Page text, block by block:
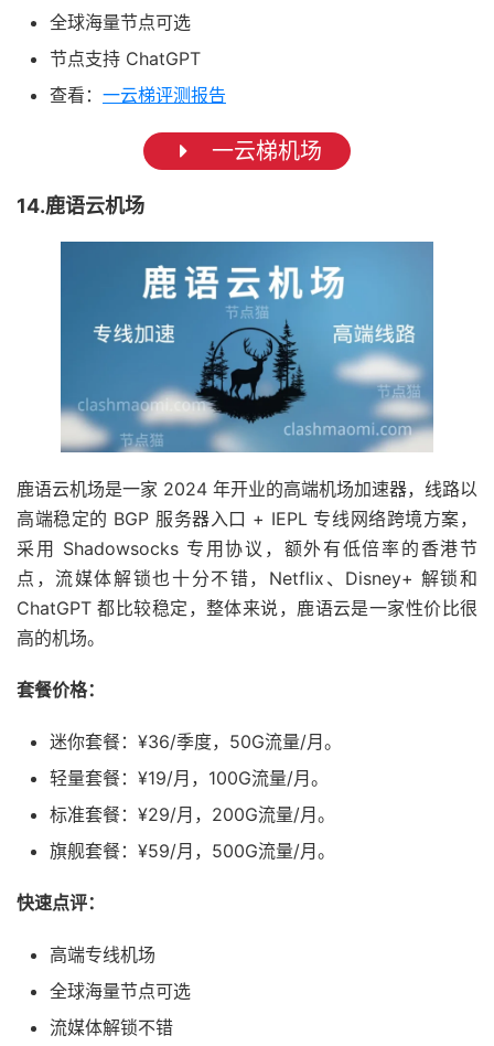
全球海量节点可选
节点支持 ChatGPT
查看： 一云梯评测报告
一云梯机场
14.鹿语云机场
鹿语云机场是一家 2024 年开业的高端机场加速器，线路以
高端稳定的 BGP 服务器入口 + IEPL 专线网络跨境方案，
采用 Shadowsocks 专用协议，额外有低倍率的香港节
点，流媒体解锁也十分不错，Netflix、Disney+ 解锁和
ChatGPT 都比较稳定，整体来说，鹿语云是一家性价比很
高的机场。
套餐价格：
迷你套餐：¥36/季度，50G流量/月。
轻量套餐：¥19/月，100G流量/月。
标准套餐：¥29/月，200G流量/月。
旗舰套餐：¥59/月，500G流量/月。
快速点评：
高端专线机场
全球海量节点可选
流媒体解锁不错